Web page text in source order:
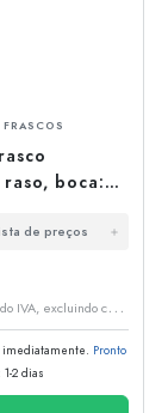
5 de 5 estrelas
FRASCOS
boca:
de preços
P
reços incluindo IVA, excluindo custos de envio
Pronto
1-2 dias